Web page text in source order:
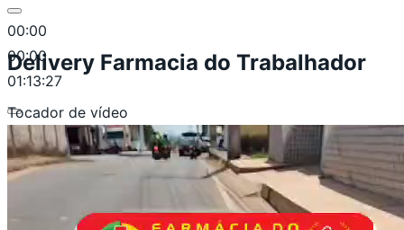
00:00
00:00
01:13:27
Delivery Farmacia do Trabalhador
Tocador de vídeo